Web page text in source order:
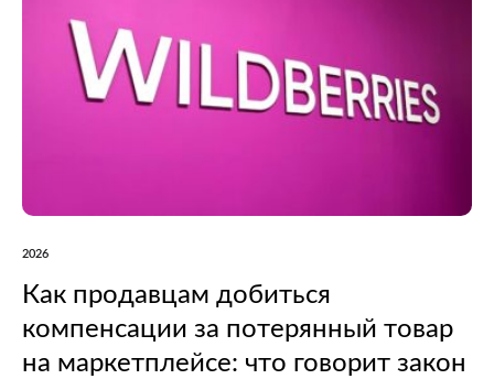
2026
Как продавцам добиться
компенсации за потерянный товар
на маркетплейсе: что говорит закон